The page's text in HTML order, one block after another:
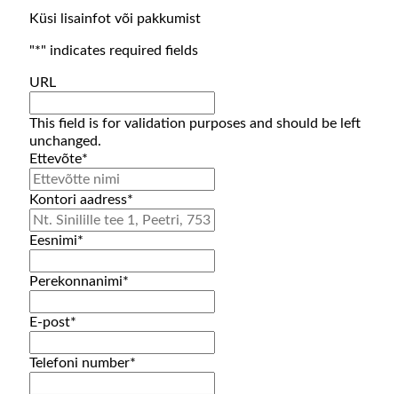
Küsi lisainfot või pakkumist
"*" indicates required fields
URL
This field is for validation purposes and should be left
unchanged.
Ettevõte*
Kontori aadress*
Eesnimi*
Perekonnanimi*
E-post*
Telefoni number*